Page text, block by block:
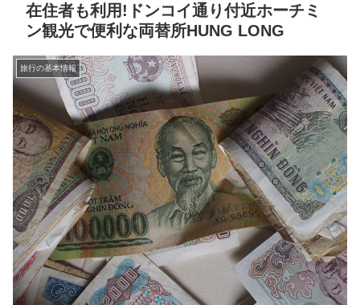
在住者も利用!ドンコイ通り付近ホーチミ
ン観光で便利な両替所HUNG LONG
旅行の基本情報